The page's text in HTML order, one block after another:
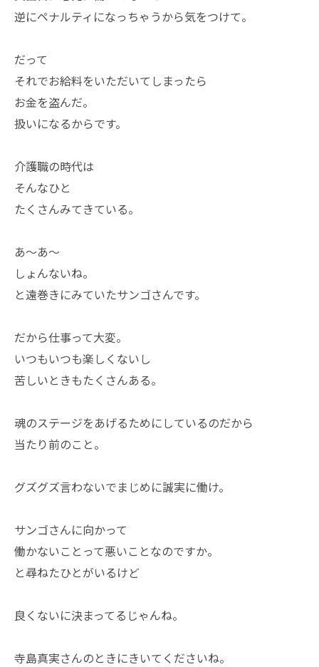
逆にペナルティになっちゃうから気をつけて。
だって
それでお給料をいただいてしまったら
お金を盗んだ。
扱いになるからです。
介護職の時代は
そんなひと
たくさんみてきている。
あ～あ～
しょんないね。
と遠巻きにみていたサンゴさんです。
だから仕事って大変。
いつもいつも楽しくないし
苦しいときもたくさんある。
魂のステージをあげるためにしているのだから
当たり前のこと。
グズグズ言わないでまじめに誠実に働け。
サンゴさんに向かって
働かないことって悪いことなのですか。
と尋ねたひとがいるけど
良くないに決まってるじゃんね。
寺島真実さんのときにきいてくださいね。